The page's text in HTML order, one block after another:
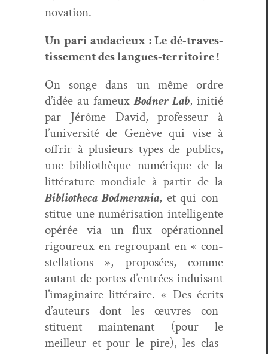
novation.
Un pari auda­cieux : Le dé-trav­es­
tisse­ment des langues-territoire !
On songe dans un même ordre
d’idée au fameuxBod­ner Lab, ini­tié
par Jérôme David, pro­fesseur à
l’université de Genève qui vise à
offrir à plusieurs types de publics,
une bib­lio­thèque numérique de la
lit­téra­ture mon­di­ale à par­tir de la
Bib­lio­the­ca Bod­mera­nia, et qui con­
stitue une numéri­sa­tion intel­li­gente
opérée via un flux opéra­tionnel
rigoureux en regroupant en « con­
stel­la­tions », pro­posées, comme
autant de portes d’entrées induisant
l’imaginaire lit­téraire. « Des écrits
d’auteurs dont les œuvres con­
stituent main­tenant (pour le
meilleur et pour le pire), les clas­